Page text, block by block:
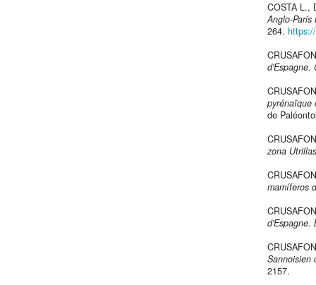
COSTA L.,
Anglo-Paris
264.
d'Espagne.
pyrénaïque
de
zona
mamíferos
d'Espagne.
Sannoisien
2157.